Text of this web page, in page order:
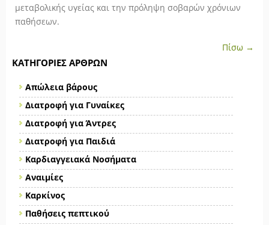
μεταβολικής υγείας και την πρόληψη σοβαρών χρόνιων
παθήσεων.
Πίσω →
ΚΑΤΗΓΟΡΊΕΣ ΆΡΘΡΩΝ
Απώλεια βάρους
Διατροφή για Γυναίκες
Διατροφή για Άντρες
Διατροφή για Παιδιά
Καρδιαγγειακά Νοσήματα
Αναιμίες
Καρκίνος
Παθήσεις πεπτικού